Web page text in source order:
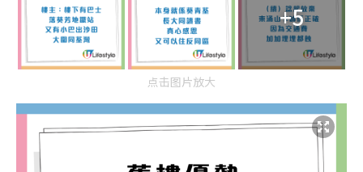
+5
点击图片放大